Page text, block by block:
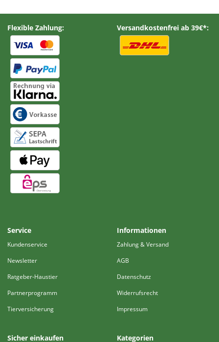
Flexible Zahlung: Versandkostenfrei ab 39€*:
Service
Kundenservice
Newsletter
Ratgeber-Haustier
Partnerprogramm
Tierversicherung
Informationen
Zahlung & Versand
AGB
Datenschutz
Widerrufsrecht
Impressum
Sicher einkaufen Kategorien